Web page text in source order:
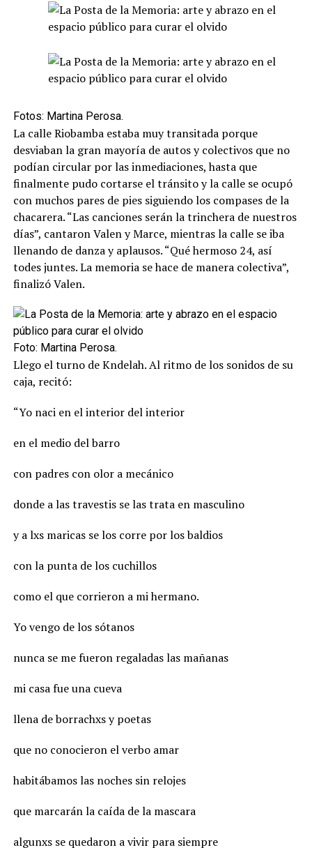
Fotos: Martina Perosa.
La calle Riobamba estaba muy transitada porque
desviaban la gran mayoría de autos y colectivos que no
podían circular por las inmediaciones, hasta que
finalmente pudo cortarse el tránsito y la calle se ocupó
con muchos pares de pies siguiendo los compases de la
chacarera. “Las canciones serán la trinchera de nuestros
días”, cantaron Valen y Marce, mientras la calle se iba
llenando de danza y aplausos. “Qué hermoso 24, así
todes juntes. La memoria se hace de manera colectiva”,
finalizó Valen.
Foto: Martina Perosa.
Llego el turno de Kndelah. Al ritmo de los sonidos de su
caja, recitó:
“Yo naci en el interior del interior
en el medio del barro
con padres con olor a mecánico
donde a las travestis se las trata en masculino
y a lxs maricas se los corre por los baldios
con la punta de los cuchillos
como el que corrieron a mi hermano.
Yo vengo de los sótanos
nunca se me fueron regaladas las mañanas
mi casa fue una cueva
llena de borrachxs y poetas
que no conocieron el verbo amar
habitábamos las noches sin relojes
que marcarán la caída de la mascara
algunxs se quedaron a vivir para siempre